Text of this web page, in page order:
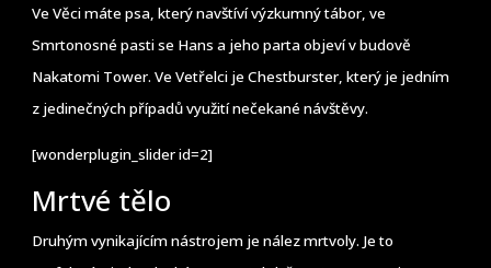
Ve Věci máte psa, který navštíví výzkumný tábor, ve
Smrtonosné pasti se Hans a jeho parta objeví v budově
Nakatomi Tower. Ve Vetřelci je Chestburster, který je jedním
z jedinečných případů využití nečekané návštěvy.
[wonderplugin_slider id=2]
Mrtvé tělo
Druhým vynikajícím nástrojem je nález mrtvoly. Je to